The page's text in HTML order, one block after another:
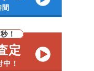
！
定
！